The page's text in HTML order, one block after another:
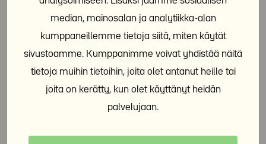
median, mainosalan ja analytiikka-alan
kumppaneillemme tietoja siitä, miten käytät
sivustoamme. Kumppanimme voivat yhdistää näitä
tietoja muihin tietoihin, joita olet antanut heille tai
joita on kerätty, kun olet käyttänyt heidän
palvelujaan.
Jaa sosiaalisessa mediassa: